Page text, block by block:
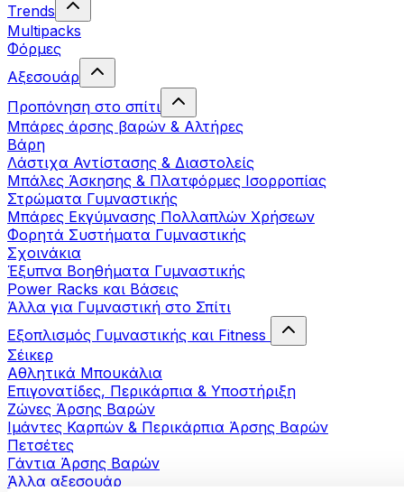
Trends
Multipacks
Φόρμες
Αξεσουάρ
Προπόνηση στο σπίτι
Μπάρες άρσης βαρών & Αλτήρες
Βάρη
Λάστιχα Αντίστασης & Διαστολείς
Μπάλες Άσκησης & Πλατφόρμες Ισορροπίας
Στρώματα Γυμναστικής
Μπάρες Εκγύμνασης Πολλαπλών Χρήσεων
Φορητά Συστήματα Γυμναστικής
Σχοινάκια
Έξυπνα Βοηθήματα Γυμναστικής
Power Racks και Βάσεις
Άλλα για Γυμναστική στο Σπίτι
Εξοπλισμός Γυμναστικής και Fitness
Σέικερ
Αθλητικά Μπουκάλια
Επιγονατίδες, Περικάρπια & Υποστήριξη
Ζώνες Άρσης Βαρών
Ιμάντες Καρπών & Περικάρπια Άρσης Βαρών
Πετσέτες
Γάντια Άρσης Βαρών
Άλλα αξεσουάρ